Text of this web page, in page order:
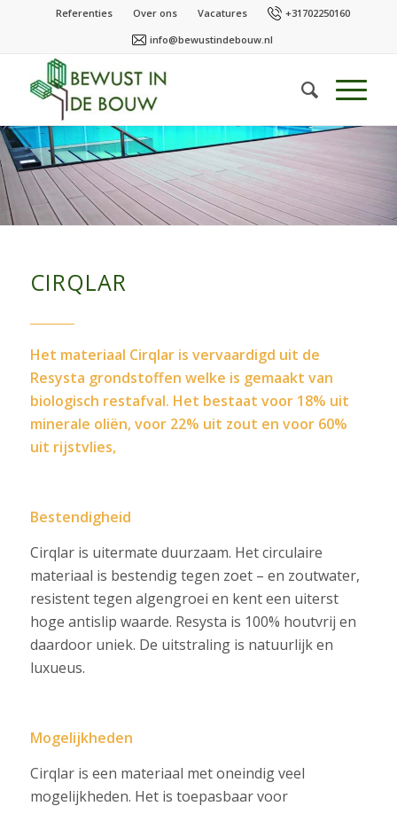
Referenties Over ons Vacatures
+31702250160
info@bewustindebouw.nl
CIRQLAR
Het materiaal Cirqlar is vervaardigd uit de
Resysta grondstoffen welke is gemaakt van
biologisch restafval. Het bestaat voor 18% uit
minerale oliën, voor 22% uit zout en voor 60%
uit rijstvlies,
Bestendigheid
Cirqlar is uitermate duurzaam. Het circulaire
materiaal is bestendig tegen zoet – en zoutwater,
resistent tegen algengroei en kent een uiterst
hoge antislip waarde. Resysta is 100% houtvrij en
daardoor uniek. De uitstraling is natuurlijk en
luxueus.
Mogelijkheden
Cirqlar is een materiaal met oneindig veel
mogelijkheden. Het is toepasbaar voor